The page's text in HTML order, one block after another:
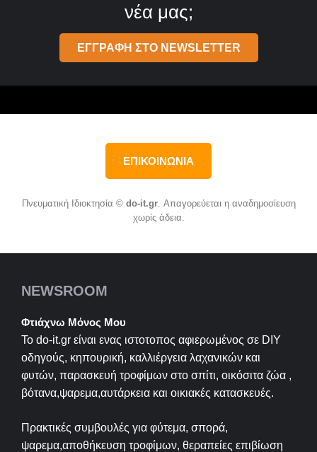
νέα μας;
ΕΓΓΡΑΦΗ ΣΤΟ NEWSLETTER
ΕΠΙΚΟΙΝΩΝΙΑ
Πνευματική Ιδιοκτησία © do-it.gr. Απαγορεύεται η αναδημοσίευση
χωρίς άδεια.
NEWSROOM
Φτιάχνω Μόνος Μου
Το do-it.gr είναι ενας ιστοτοπος αφιερωμένος σε DIY
οδηγούς, κηπουρική, καλλιέργεια λαχανικών και
φυτών, παρασκευή τροφίμων στο σπίτι, οικόσιτα ζώα ,
βότανα,ψαρεμα,αυτάρκεια και οικιακές κατασκευές.
Πρακτικές συμβουλές για φύτεμα, σπορά,
ψαρεμα,αποθήκευση τροφίμων, θεραπείες επιβίωση